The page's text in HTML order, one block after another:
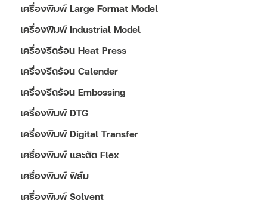
เครื่องพิมพ์ Large Format Model
เครื่องพิมพ์ Industrial Model
เครื่องรีดร้อน Heat Press
เครื่องรีดร้อน Calender
เครื่องรีดร้อน Embossing
เครื่องพิมพ์ DTG
เครื่องพิมพ์ Digital Transfer
เครื่องพิมพ์ และตัด Flex
เครื่องพิมพ์ ฟิล์ม
เครื่องพิมพ์ Solvent